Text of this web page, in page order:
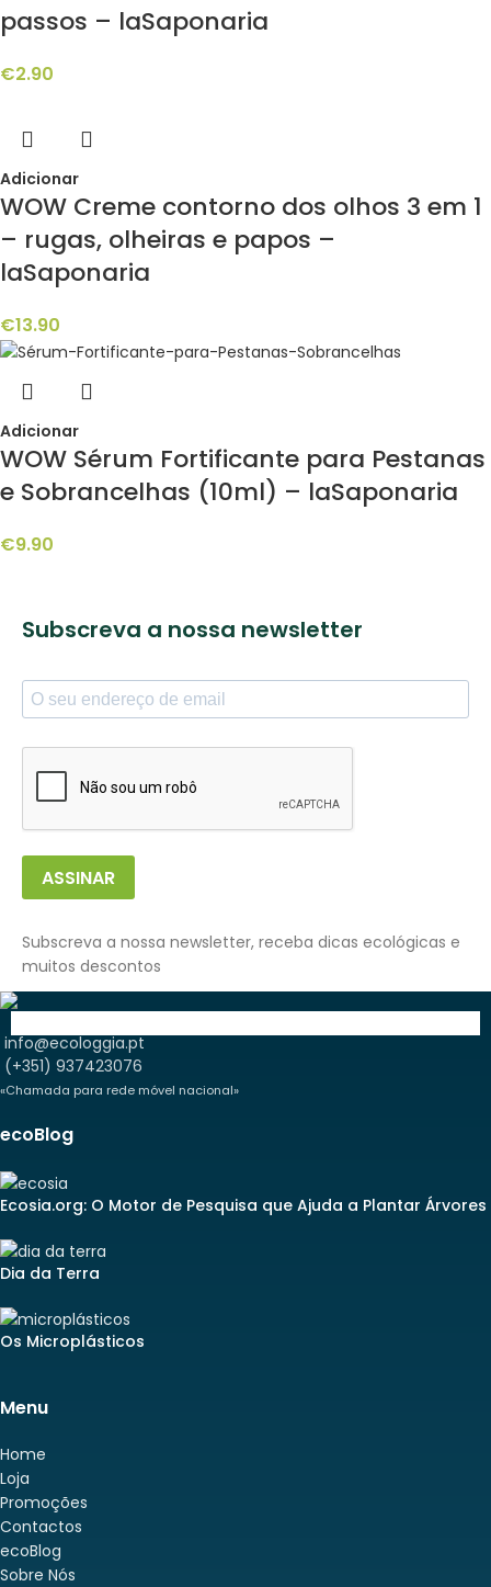
passos – laSaponaria
€2.90
Adicionar
WOW Creme contorno dos olhos 3 em 1
– rugas, olheiras e papos –
laSaponaria
€13.90
Adicionar
WOW Sérum Fortificante para Pestanas
e Sobrancelhas (10ml) – laSaponaria
€9.90
Subscreva a nossa newsletter
ASSINAR
Subscreva a nossa newsletter, receba dicas ecológicas e
muitos descontos
info@ecologgia.pt
(+351) 937423076
«Chamada para rede móvel nacional»
ecoBlog
Ecosia.org: O Motor de Pesquisa que Ajuda a Plantar Árvores
Dia da Terra
Os Microplásticos
Menu
Home
Loja
Promoções
Contactos
ecoBlog
Sobre Nós